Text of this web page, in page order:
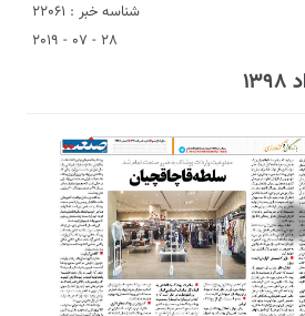
شناسه خبر : 22061
28 - 07 - 2019
1